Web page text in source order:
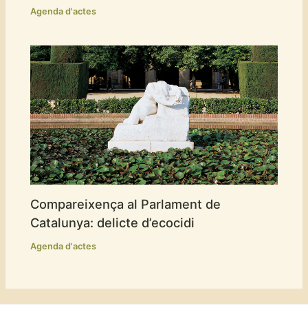
Agenda d'actes
Compareixença al Parlament de
Catalunya: delicte d’ecocidi
Agenda d'actes